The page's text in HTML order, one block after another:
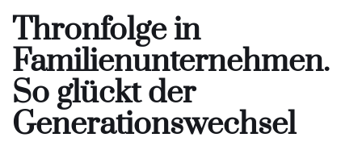
Thronfolge in
Familienunternehmen.
So glückt der
Generationswechsel